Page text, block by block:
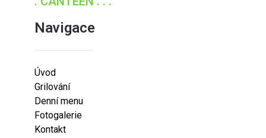
Navigace
Úvod
Grilování
Denní menu
Fotogalerie
Kontakt